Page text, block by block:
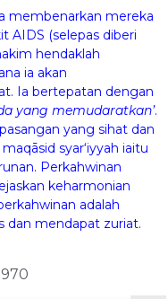
membenarkan mereka
AIDS (selepas diberi
hendaklah
ia akan
Ia bertepatan dengan
yang memudaratkan’.
yang sihat dan
syar‘iyyah iaitu
Perkahwinan
keharmonian
adalah
dan mendapat zuriat.